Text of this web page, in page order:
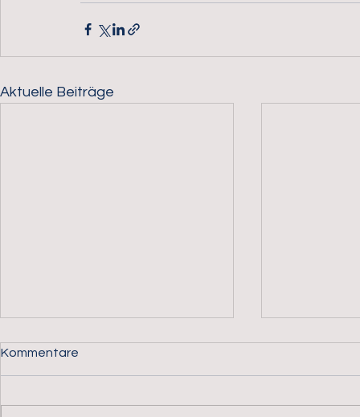
Aktuelle Beiträge
Kommentare